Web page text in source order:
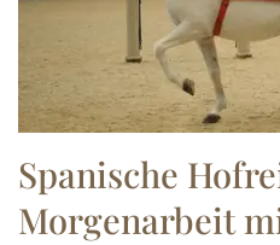
Spanische
Morgenarbeit